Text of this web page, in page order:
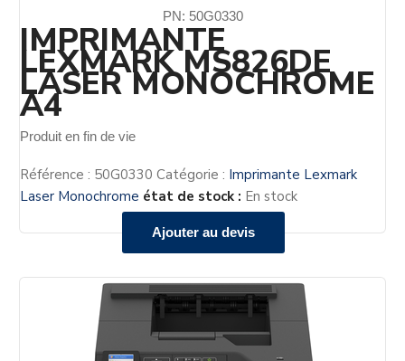
PN: 50G0330
Ajouter au devis
IMPRIMANTE
LEXMARK MS826DE
LASER MONOCHROME
A4
Produit en fin de vie
Référence : 50G0330 Catégorie : Imprimante Lexmark
Laser Monochrome état de stock : En stock